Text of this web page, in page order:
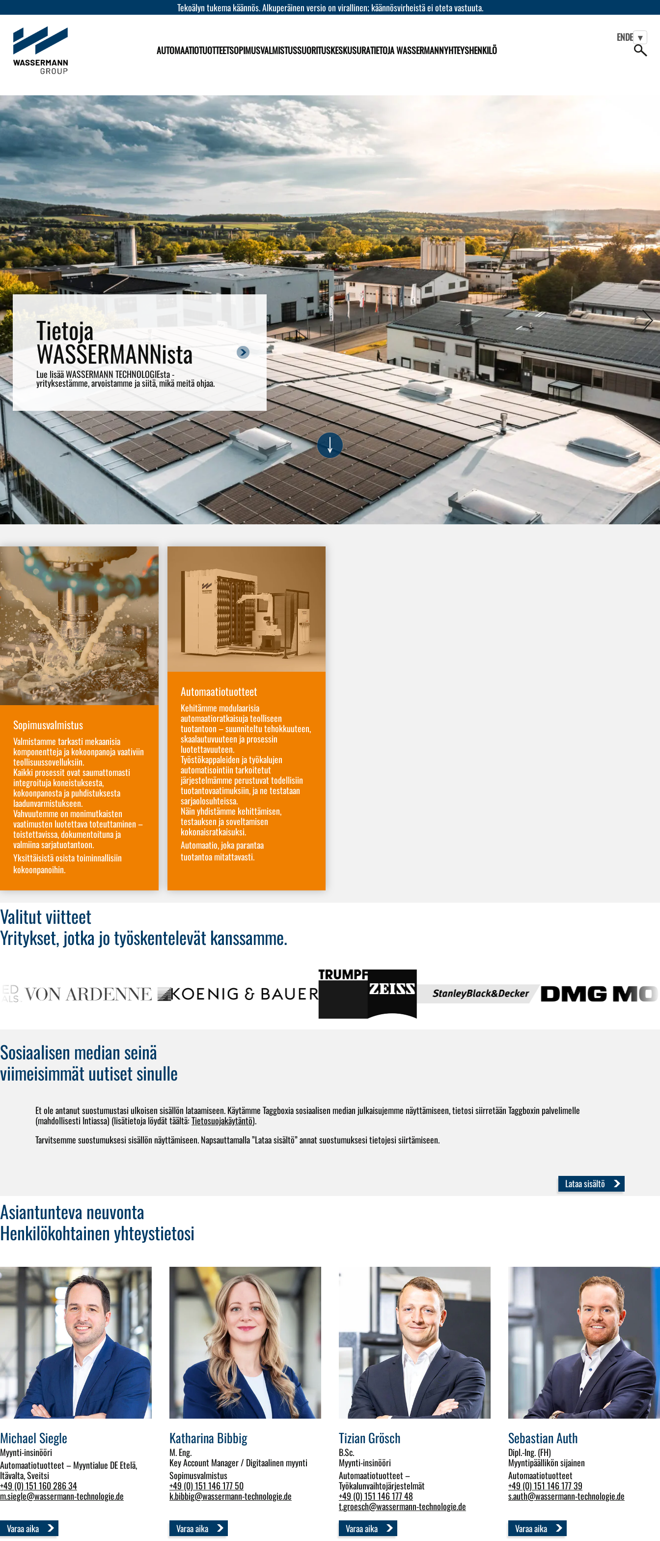
Tekoälyn tukema käännös. Alkuperäinen versio on virallinen; käännösvirheistä ei oteta vastuuta.
ENDE ▾
AUTOMAATIOTUOTTEETSOPIMUSVALMISTUSSUORITUSKESKUSURATIETOJA WASSERMANNYHTEYSHENKILÖ
Ura
WASSERMANNilla osaavat, vastuuntuntoiset ja
näkemykselliset ihmiset muovaavat yrityksemme
tulevaisuutta.
Sopimusvalmistus
Valmistamme tarkasti mekaanisia
komponentteja ja kokoonpanoja vaativiin
teollisuussovelluksiin.
Kaikki prosessit ovat saumattomasti
integroituja koneistuksesta,
kokoonpanosta ja puhdistuksesta
laadunvarmistukseen.
Vahvuutemme on monimutkaisten
vaatimusten luotettava toteuttaminen –
toistettavissa, dokumentoituna ja
valmiina sarjatuotantoon.
Yksittäisistä osista toiminnallisiin
kokoonpanoihin.
Automaatiotuotteet
Kehitämme modulaarisia
automaatioratkaisuja teolliseen
tuotantoon – suunniteltu tehokkuuteen,
skaalautuvuuteen ja prosessin
luotettavuuteen.
Työstökappaleiden ja työkalujen
automatisointiin tarkoitetut
järjestelmämme perustuvat todellisiin
tuotantovaatimuksiin, ja ne testataan
sarjaolosuhteissa.
Näin yhdistämme kehittämisen,
testauksen ja soveltamisen
kokonaisratkaisuksi.
Automaatio, joka parantaa
tuotantoa mitattavasti.
Valitut viitteet
Yritykset, jotka jo työskentelevät kanssamme.
Sosiaalisen median seinä
viimeisimmät uutiset sinulle
Et ole antanut suostumustasi ulkoisen sisällön lataamiseen. Käytämme Taggboxia sosiaalisen median julkaisujemme näyttämiseen, tietosi siirretään Taggboxin palvelimelle
(mahdollisesti Intiassa) (lisätietoja löydät täältä:Tietosuojakäytäntö).
Tarvitsemme suostumuksesi sisällön näyttämiseen. Napsauttamalla ”Lataa sisältö” annat suostumuksesi tietojesi siirtämiseen.
Lataa sisältö
Asiantunteva neuvonta
Henkilökohtainen yhteystietosi
Michael Siegle
Myynti-insinööri
Automaatiotuotteet – Myyntialue DE Etelä,
Itävalta, Sveitsi
+49 (0) 151 160 286 34
m.siegle@wassermann-technologie.de
Varaa aika
Katharina Bibbig
M. Eng.
Key Account Manager / Digitaalinen myynti
Sopimusvalmistus
+49 (0) 151 146 177 50
k.bibbig@wassermann-technologie.de
Varaa aika
Tizian Grösch
B.Sc.
Myynti-insinööri
Automaatiotuotteet –
Työkalunvaihtojärjestelmät
+49 (0) 151 146 177 48
t.groesch@wassermann-technologie.de
Varaa aika
Sebastian Auth
Dipl.-Ing. (FH)
Myyntipäällikön sijainen
Automaatiotuotteet
+49 (0) 151 146 177 39
s.auth@wassermann-technologie.de
Varaa aika